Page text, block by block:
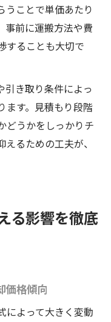
うことで単価あたり
事前に運搬方法や費
することも大切で
引き取り条件によっ
ます。見積もり段階
どうかをしっかりチ
るための工夫が、
る影響を徹底
価格傾向
によって大きく変動